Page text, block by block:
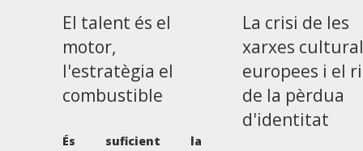
El talent és el
motor,
l'estratègia el
combustible
És suficient la
La crisi de les
xarxes
europees i el
de la pèrdua
d'identitat